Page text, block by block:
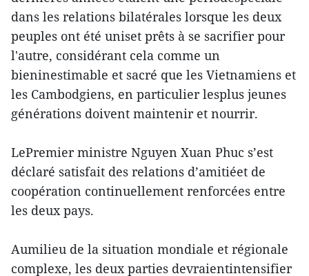
dans les relations bilatérales lorsque les deux
peuples ont été uniset prêts à se sacrifier pour
l'autre, considérant cela comme un
bieninestimable et sacré que les Vietnamiens et
les Cambodgiens, en particulier lesplus jeunes
générations doivent maintenir et nourrir.
LePremier ministre Nguyen Xuan Phuc s’est
déclaré satisfait des relations d’amitiéet de
coopération continuellement renforcées entre
les deux pays.
Aumilieu de la situation mondiale et régionale
complexe, les deux parties devraientintensifier